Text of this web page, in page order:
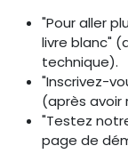
"Pour aller
livre blanc"
technique).
"Inscrivez-
(après avoir
"Testez
page de